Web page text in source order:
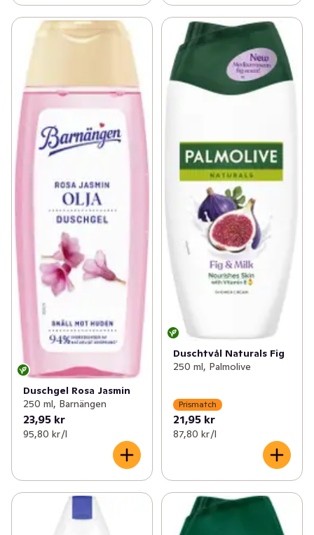
Duschgel Rosa Jasmin
250 ml, Barnängen
23,95 kr
95,80 kr /l
Duschtvål Naturals Fig
250 ml, Palmolive
Prismatch
21,95 kr
87,80 kr /l